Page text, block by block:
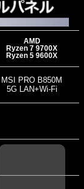
AMD
Ryzen 7 9700X
Ryzen 5 9600X
MSI PRO B850M
5G LAN+Wi-Fi